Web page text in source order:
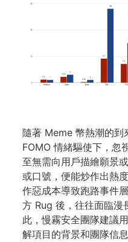
隨著 Meme 幣熱潮的到
FOMO 情緒驅使下，忽
至無需向用戶描繪願景
或口號，便能炒作出熱
作惡成本導致跑路事件
方 Rug 後，往往面臨漫
此，慢霧安全團隊建議
解項目的背景和團隊信